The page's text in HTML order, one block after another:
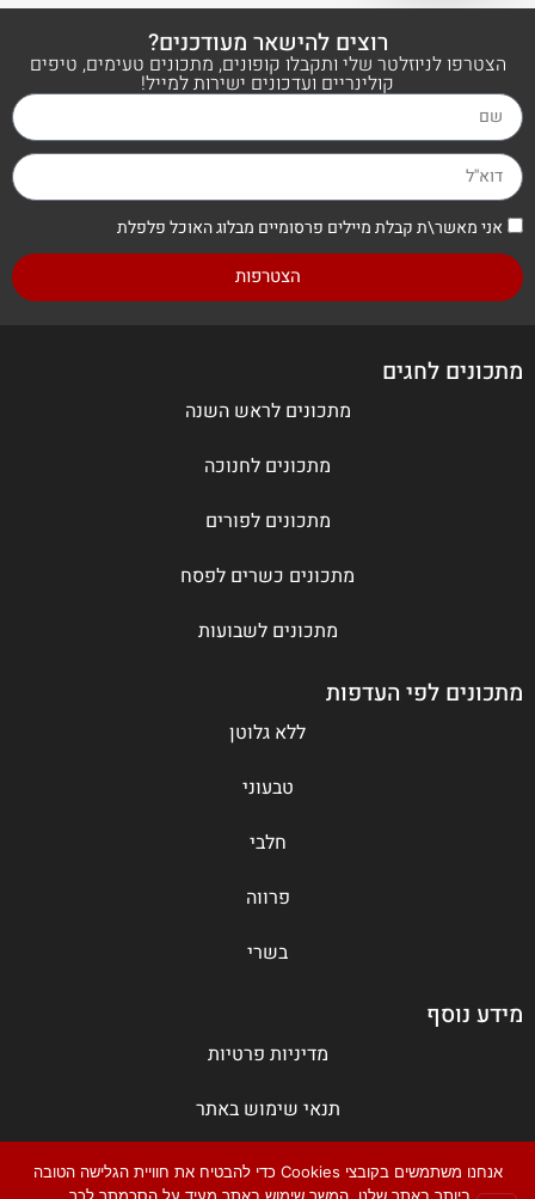
רוצים להישאר מעודכנים?
הצטרפו לניוזלטר שלי ותקבלו קופונים, מתכונים טעימים, טיפים
קולינריים ועדכונים ישירות למייל!
אני מאשר\ת קבלת מיילים פרסומיים מבלוג האוכל פלפלת
הצטרפות
מתכונים לחגים
מתכונים לראש השנה
מתכונים לחנוכה
מתכונים לפורים
מתכונים כשרים לפסח
מתכונים לשבועות
מתכונים לפי העדפות
ללא גלוטן
טבעוני
חלבי
פרווה
בשרי
מידע נוסף
מדיניות פרטיות
תנאי שימוש באתר
צור קשר
אנחנו משתמשים בקובצי Cookies כדי להבטיח את חוויית הגלישה הטובה